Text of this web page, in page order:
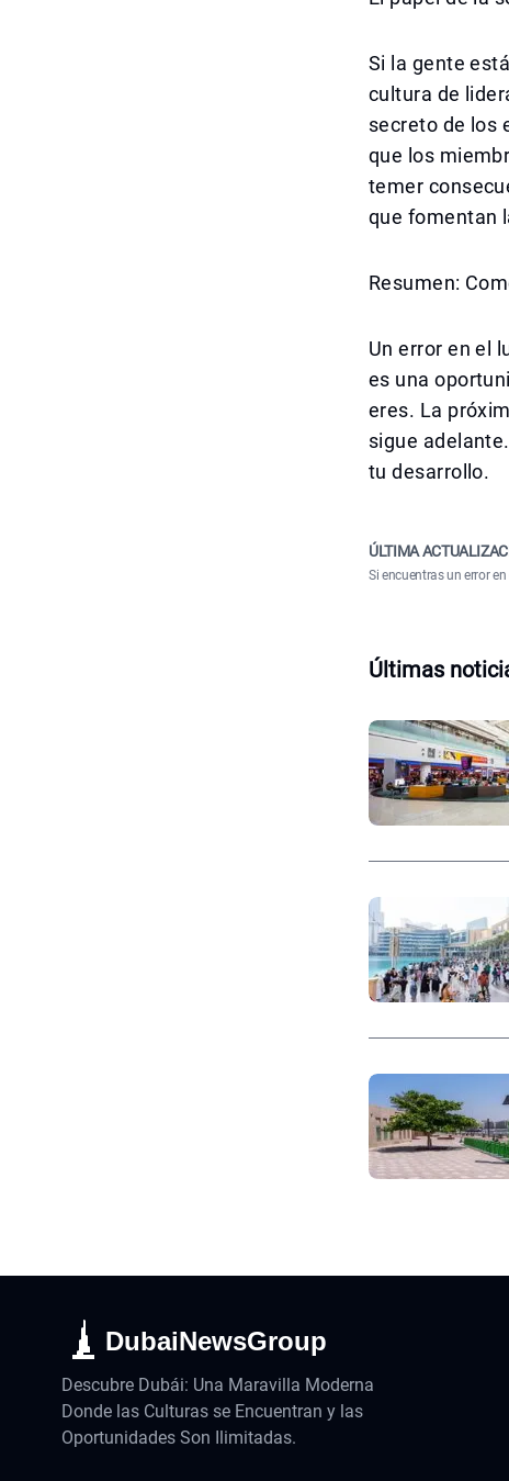
Si la gente
cultura de
secreto de los
que los
temer
que fomentan
Resumen:
Un error en el
es una
eres. La
sigue
tu desarrollo.
ÚLTIMA
Si encuentras un error
Últimas
DubaiNewsGroup
Descubre Dubái: Una Maravilla Moderna
Donde las Culturas se Encuentran y las
Oportunidades Son Ilimitadas.